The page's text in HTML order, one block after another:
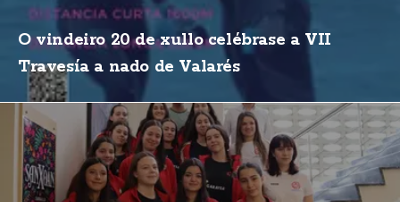
O vindeiro 20 de xullo celébrase a VII
Travesía a nado de Valarés